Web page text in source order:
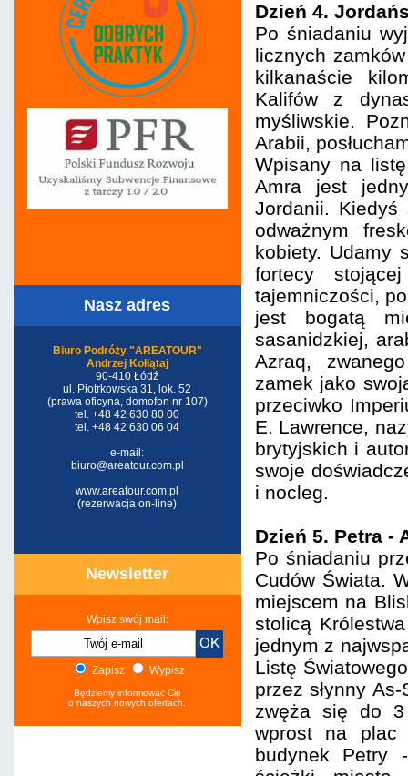
Nasz adres
Biuro Podróży "AREATOUR"
Andrzej Kołłątaj
90-410 Łódź
ul. Piotrkowska 31, lok. 52
(prawa oficyna, domofon nr 107)
tel. +48 42 630 80 00
tel. +48 42 630 06 04
e-mail:
biuro@areatour.com.pl
www.areatour.com.pl
(rezerwacja on-line)
Newsletter
Wpisz swój mail:
Zapisz Wypisz
Będziemy informować Cię
o naszych nowych ofertach.
Dzień 4.
Po śniadaniu
licznych
kilkanaście
Kalifów z
myśliwskie.
Arabii,
Wpisany na
Amra jest
Jordanii. Kiedyś
odważnym
kobiety. Udamy
fortecy
tajemniczości,
jest bogatą
sasanidzkiej,
Azraq,
zamek jako
przeciwko
E. Lawrence,
brytyjskich i
swoje
i nocleg.
Dzień 5. Petra -
Po śniadaniu
Cudów Świata.
miejscem na
stolicą
jednym z
Listę
przez słynny
zwęża się do 3
wprost na plac
budynek Petry